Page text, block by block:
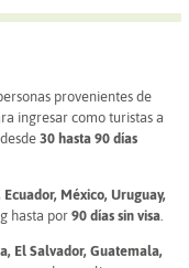
provenientes de
ingresar como turistas a
30 hasta 90 días
México, Uruguay,
hasta por 90 días sin visa
El Salvador, Guatemala,